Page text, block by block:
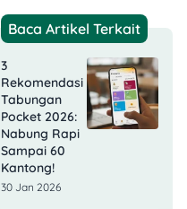
Baca Artikel Terkait
3
Rekomendasi
Tabungan
Pocket 2026:
Nabung Rapi
Sampai 60
Kantong!
30 Jan 2026